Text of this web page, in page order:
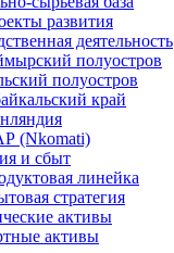
развития
деятельность
полуостров
полуостров
край
(Nkomati)
и сбыт
линейка
стратегия
активы
активы